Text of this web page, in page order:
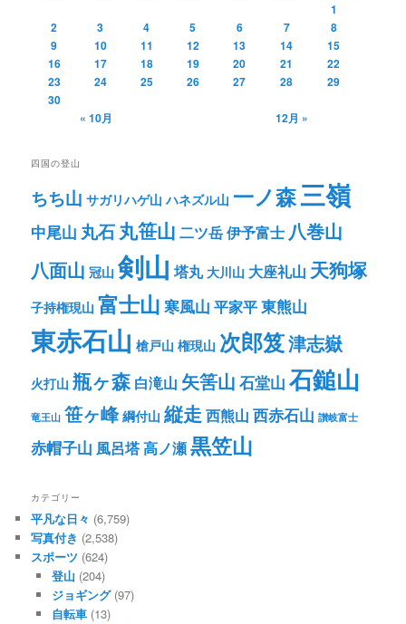
1
2
3 4 5 6 7
8
9
10 11 12 13 14
15
16
17 18 19 20 21
22
23
24 25 26 27 28
29
30
« 10月
12月 »
四国の登山
ちち山 サガリハゲ山 ハネズル山 一ノ森三嶺
中尾山 丸石丸笹山 二ツ岳伊予富士 八巻山
八面山 冠山 剣山 塔丸 大川山 大座礼山 天狗塚
子持権現山 富士山 寒風山 平家平東熊山
東赤石山 槍戸山 権現山 次郎笈津志嶽
火打山 瓶ヶ森 白滝山 矢筈山 石堂山 石鎚山
竜王山 笹ヶ峰 綱付山 縦走 西熊山 西赤石山 讃岐富士
赤帽子山 風呂塔高ノ瀬黒笠山
カテゴリー
平凡な日々 (6,759)
写真付き (2,538)
スポーツ (624)
登山 (204)
ジョギング(97)
自転車(13)